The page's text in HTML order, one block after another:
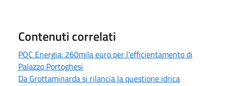
Contenuti correlati
POC Energia: 260mila euro per l'efficientamento di
Palazzo Portoghesi
Da Grottaminarda si rilancia la questione idrica